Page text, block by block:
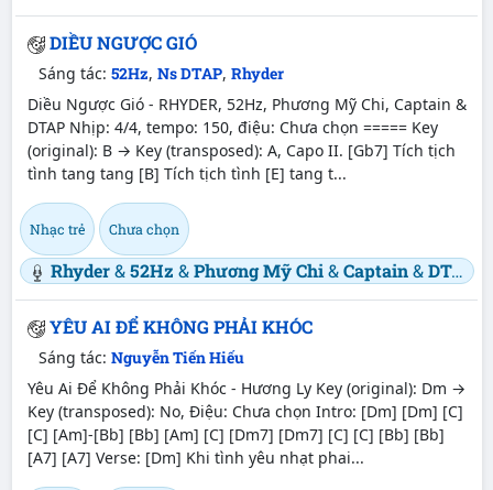
DIỀU NGƯỢC GIÓ
Sáng tác: 52Hz, Ns DTAP, Rhyder
Diều Ngược Gió - RHYDER, 52Hz, Phương Mỹ Chi, Captain &
DTAP Nhịp: 4/4, tempo: 150, điệu: Chưa chọn ===== Key
(original): B → Key (transposed): A, Capo II. [Gb7] Tích tịch
tình tang tang [B] Tích tịch tình [E] tang t...
Nhạc trẻ Chưa chọn
Rhyder&52Hz &Phương Mỹ Chi&Captain&DTAP
YÊU AI ĐỂ KHÔNG PHẢI KHÓC
Sáng tác: Nguyễn Tiến Hiếu
Yêu Ai Để Không Phải Khóc - Hương Ly Key (original): Dm →
Key (transposed): No, Điệu: Chưa chọn Intro: [Dm] [Dm] [C]
[C] [Am]-[Bb] [Bb] [Am] [C] [Dm7] [Dm7] [C] [C] [Bb] [Bb]
[A7] [A7] Verse: [Dm] Khi tình yêu nhạt phai...